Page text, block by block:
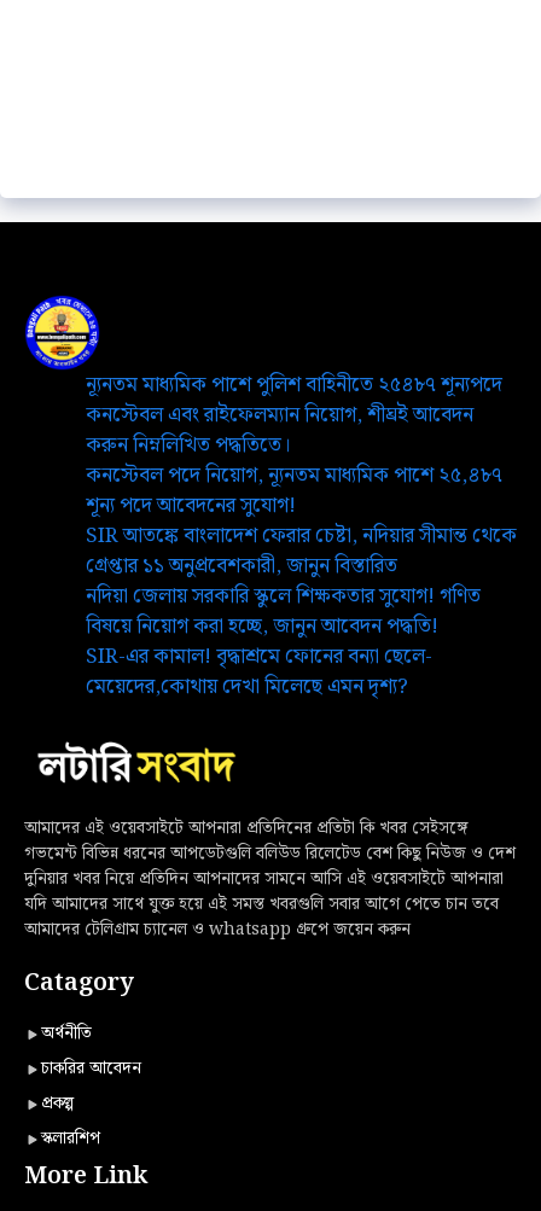
ন্যূনতম মাধ্যমিক পাশে পুলিশ বাহিনীতে ২৫৪৮৭ শূন্যপদে
কনস্টেবল এবং রাইফেলম্যান নিয়োগ, শীঘ্রই আবেদন
করুন নিম্নলিখিত পদ্ধতিতে।
কনস্টেবল পদে নিয়োগ, ন্যূনতম মাধ্যমিক পাশে ২৫,৪৮৭
শূন্য পদে আবেদনের সুযোগ!
SIR আতঙ্কে বাংলাদেশ ফেরার চেষ্টা, নদিয়ার সীমান্ত থেকে
গ্রেপ্তার ১১ অনুপ্রবেশকারী, জানুন বিস্তারিত
নদিয়া জেলায় সরকারি স্কুলে শিক্ষকতার সুযোগ! গণিত
বিষয়ে নিয়োগ করা হচ্ছে, জানুন আবেদন পদ্ধতি!
SIR-এর কামাল! বৃদ্ধাশ্রমে ফোনের বন্যা ছেলে-
মেয়েদের,কোথায় দেখা মিলেছে এমন দৃশ্য?
আমাদের এই ওয়েবসাইটে আপনারা প্রতিদিনের প্রতিটা কি খবর সেইসঙ্গে
গভমেন্ট বিভিন্ন ধরনের আপডেটগুলি বলিউড রিলেটেড বেশ কিছু নিউজ ও দেশ
দুনিয়ার খবর নিয়ে প্রতিদিন আপনাদের সামনে আসি এই ওয়েবসাইটে আপনারা
যদি আমাদের সাথে যুক্ত হয়ে এই সমস্ত খবরগুলি সবার আগে পেতে চান তবে
আমাদের টেলিগ্রাম চ্যানেল ও whatsapp গ্রুপে জয়েন করুন
Catagory
অর্থনীতি
চাকরির আবেদন
প্রকল্প
স্কলারশিপ
More Link